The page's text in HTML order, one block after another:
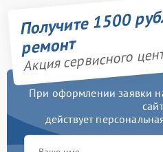
Получите 1500
ремонт
Акция сервисного
При оформлении заявки
действует